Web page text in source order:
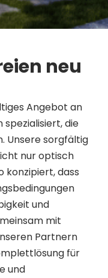
neu
Angebot an
spezialisiert, die
Unsere sorgfältig
nur optisch
konzipiert, dass
und
mit
Partnern
für
und